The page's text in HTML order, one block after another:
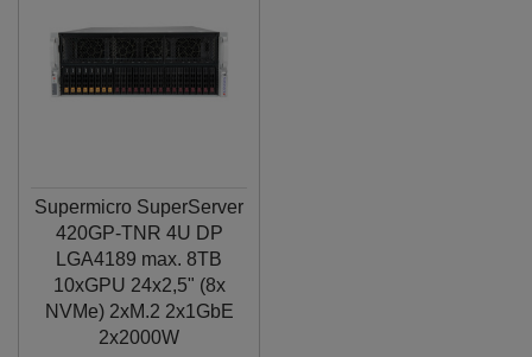
Supermicro SuperServer
420GP-TNR 4U DP
LGA4189 max. 8TB
10xGPU 24x2,5" (8x
NVMe) 2xM.2 2x1GbE
2x2000W